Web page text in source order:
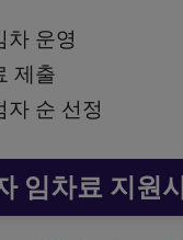
차 운영
제출
자 순 선정
임차료 지원